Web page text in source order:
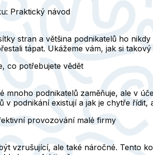
Praktický návod
stran a většina podnikatelů ho
tápat. Ukážeme vám, jak si
co potřebujete vědět
mnoho podnikatelů zaměňuje, ale v
v podnikání existují a jak je chytře
provozování malé firmy
vzrušující, ale také náročné. Tento